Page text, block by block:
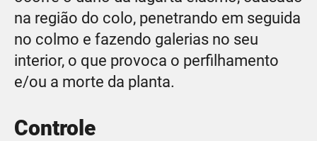
na região do colo, penetrando em seguida
no colmo e fazendo galerias no seu
interior, o que provoca o perfilhamento
e/ou a morte da planta.
Controle